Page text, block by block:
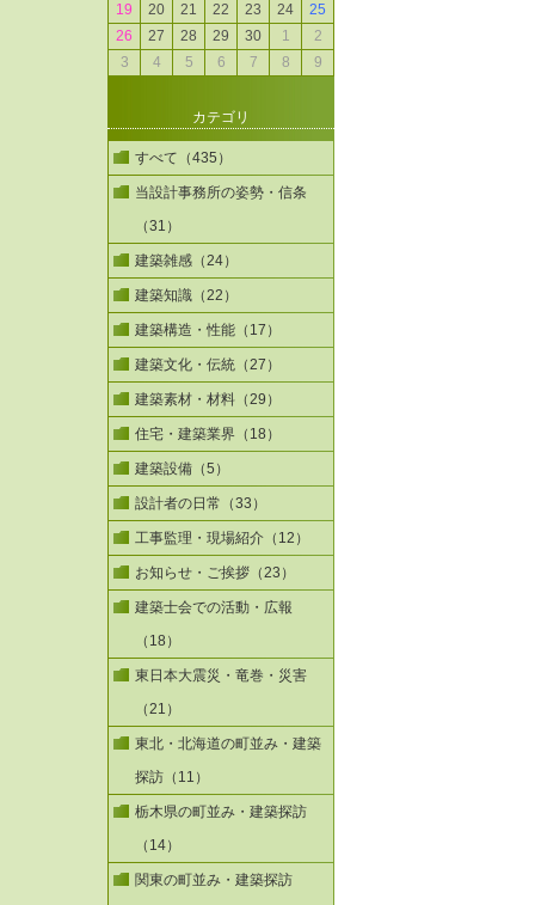
19
20 21 22 23 24
25
26
27 28 29 30 1
2
3
4 5 6 7 8 9
カテゴリ
すべて（435）
当設計事務所の姿勢・信条
（31）
建築雑感（24）
建築知識（22）
建築構造・性能（17）
建築文化・伝統（27）
建築素材・材料（29）
住宅・建築業界（18）
建築設備（5）
設計者の日常（33）
工事監理・現場紹介（12）
お知らせ・ご挨拶（23）
建築士会での活動・広報
（18）
東日本大震災・竜巻・災害
（21）
東北・北海道の町並み・建築
探訪（11）
栃木県の町並み・建築探訪
（14）
関東の町並み・建築探訪